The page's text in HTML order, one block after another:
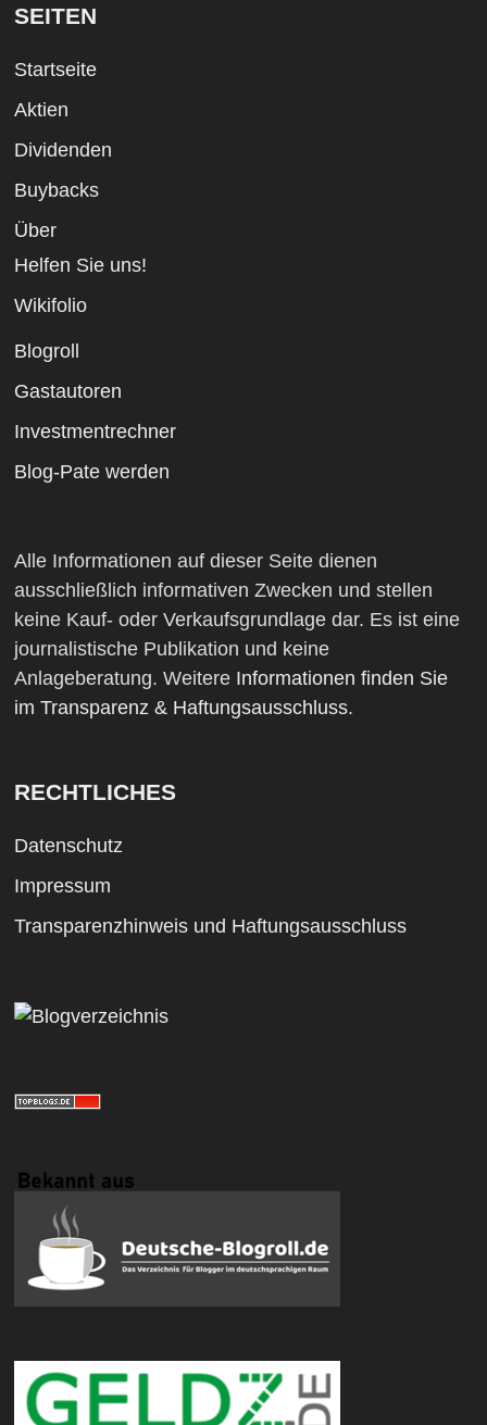
SEITEN
Startseite
Aktien
Dividenden
Buybacks
Über
Helfen Sie uns!
Wikifolio
Blogroll
Gastautoren
Investmentrechner
Blog-Pate werden
Alle Informationen auf dieser Seite dienen
ausschließlich informativen Zwecken und stellen
keine Kauf- oder Verkaufsgrundlage dar. Es ist eine
journalistische Publikation und keine
Anlageberatung. Weitere Informationen finden Sie
im Transparenz & Haftungsausschluss.
RECHTLICHES
Datenschutz
Impressum
Transparenzhinweis und Haftungsausschluss